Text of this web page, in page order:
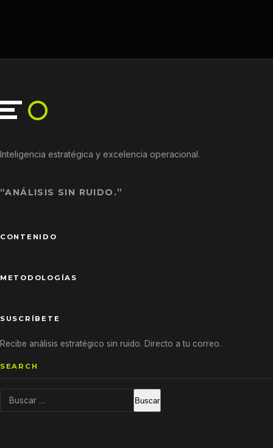
Inteligencia estratégica y excelencia operacional.
“ANÁLISIS SIN RUIDO.”
CONTENIDO
METODOLOGÍAS
SUSCRÍBETE
Recibe análisis estratégico sin ruido. Directo a tu correo.
SEARCH
Buscar: